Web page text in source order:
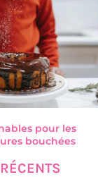
pour les
bouchées